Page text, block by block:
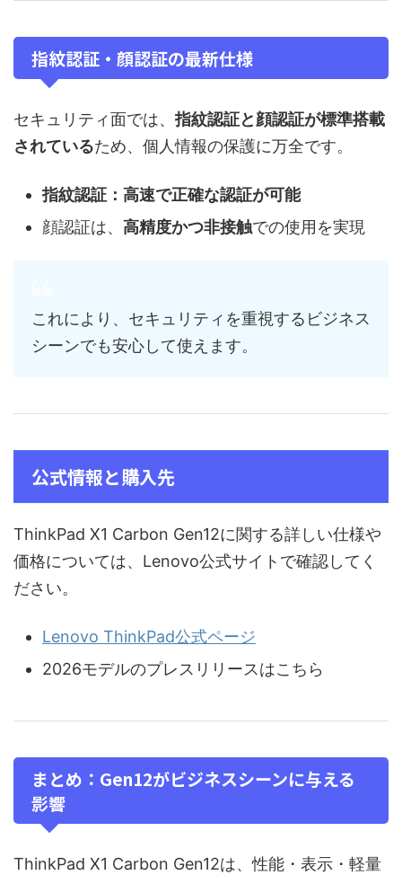
指紋認証・顔認証の最新仕様
セキュリティ面では、指紋認証と顔認証が標準搭載
されているため、個人情報の保護に万全です。
指紋認証：高速で正確な認証が可能
顔認証は、 高精度かつ非接触での使用を実現
これにより、セキュリティを重視するビジネス
シーンでも安心して使えます。
公式情報と購入先
ThinkPad X1 Carbon Gen12に関する詳しい仕様や
価格については、Lenovo公式サイトで確認してく
ださい。
Lenovo ThinkPad公式ページ
2026モデルのプレスリリースはこちら
まとめ：Gen12がビジネスシーンに与える
影響
ThinkPad X1 Carbon Gen12は、性能・表示・軽量